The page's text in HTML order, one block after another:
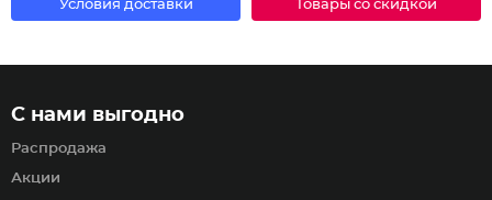
Условия доставки Товары со скидкой
С нами выгодно
Распродажа
Акции